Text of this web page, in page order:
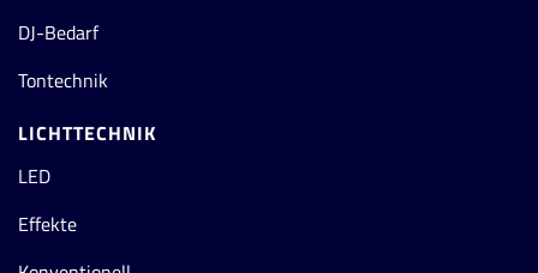
DJ-Bedarf
Tontechnik
LICHTTECHNIK
LED
Effekte